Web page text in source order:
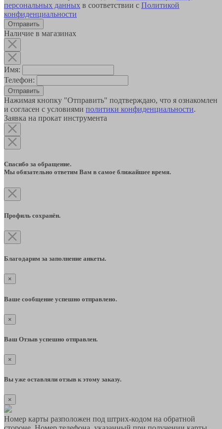
персональных данных в соответствии с Политикой
конфиденциальности
Наличие в магазинах
Имя:
Телефон:
Отправить
Нажимая кнопку "Отправить" подтверждаю, что я ознакомлен
и согласен с условиями политики конфиденциальности.
Заявка на прокат инструмента
Спасибо за обращение.
Мы обязательно ответим Вам в самое ближайшее время.
Профиль сохранён.
Благодарим за заполнение анкеты.
×
Ваше сообщение успешно отправлено.
×
Ваш Отзыв успешно отправлен.
×
Вы уже оставляли отзыв к этому заказу.
×
Номер карты разположен под штрих-кодом на обратной